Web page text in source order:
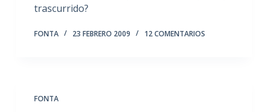
trascurrido?
FONTA 23 FEBRERO 2009 12 COMENTARIOS
FONTA